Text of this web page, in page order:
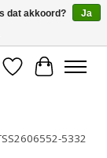
Verlanglijst
5332
dat akkoord?
Ja